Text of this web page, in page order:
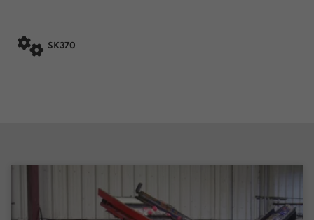
 SK370